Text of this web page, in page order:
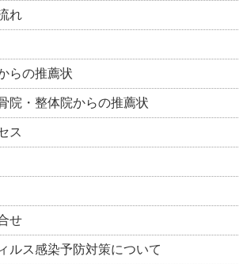
れ
らの推薦状
院・整体院からの推薦状
ス
せ
ルス感染予防対策について